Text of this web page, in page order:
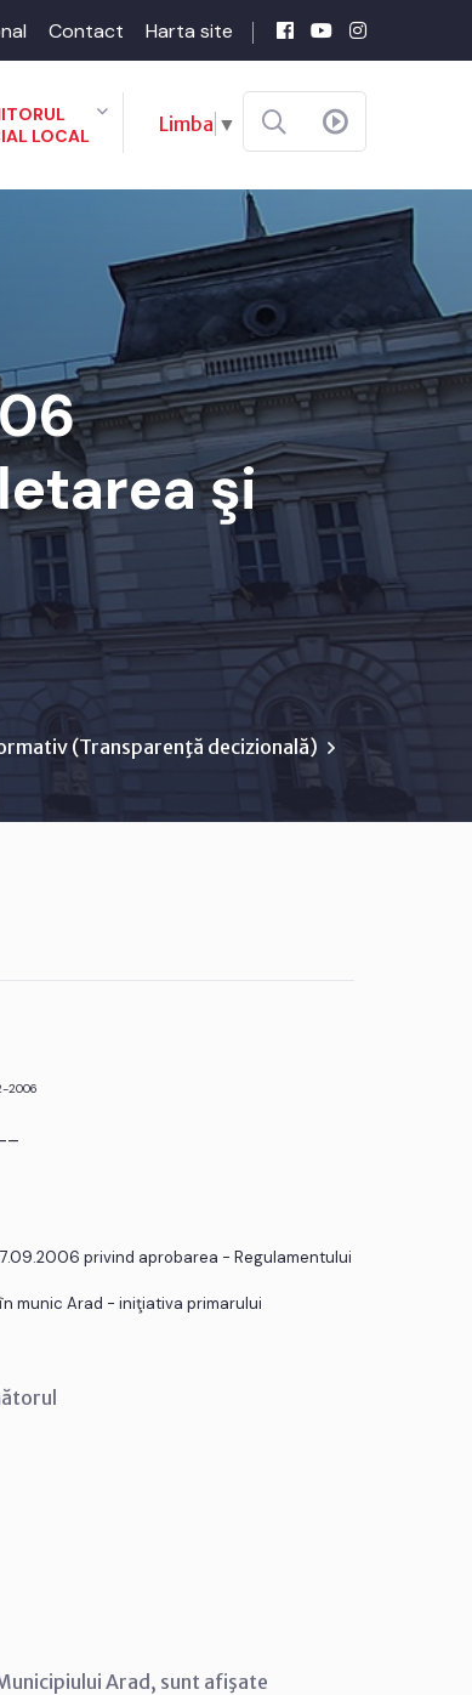
Contact Harta site
LOCAL
Limba ▼
şi
(Transparenţă decizională)
2006
privind aprobarea - Regulamentului
munic Arad - iniţiativa primarului
Arad, sunt afişate